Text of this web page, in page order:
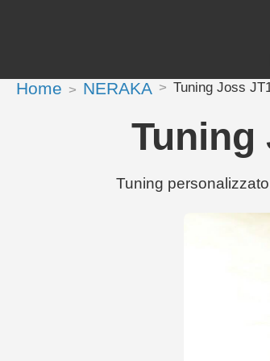
Home NERAKA Tuning Joss
Tuning
Tuning